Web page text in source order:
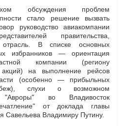
обсуждения проблем
стало решение вызвать
руководство авиакомпании
правительства,
отрасль. В списке основных
избранников — ориентация
компании (региону
на выполнение рейсов
(особенно — прибыльных
слухи о возможном
"Авроры" во Владивосток
от доклада главы
Савельева Владимиру Путину.